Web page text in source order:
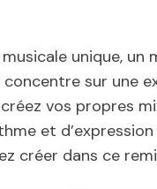
unique, un
sur une
vos propres
et
créer dans ce